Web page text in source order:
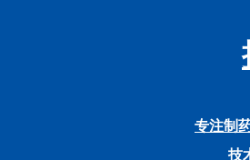
专注制
技